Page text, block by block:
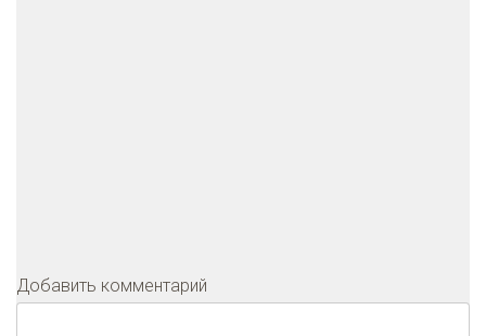
Добавить комментарий